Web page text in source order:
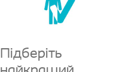
Підберіть